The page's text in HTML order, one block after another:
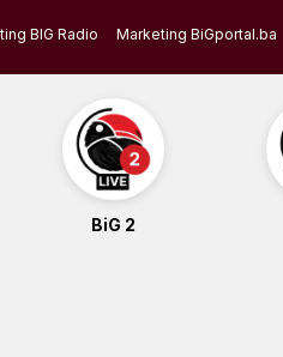
BIG Radio Marketing BiGportal.ba
BiG 2